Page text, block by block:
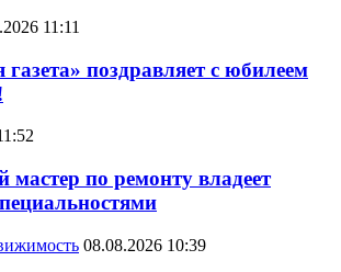
11:11
газета» поздравляет с юбилеем
по ремонту владеет
08.08.2026 10:39